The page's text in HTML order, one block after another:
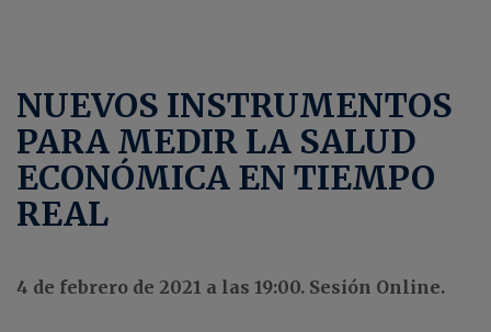
NUEVOS INSTRUMENTOS
PARA MEDIR LA SALUD
ECONÓMICA EN TIEMPO
REAL
4 de febrero de 2021 a las 19:00. Sesión Online.